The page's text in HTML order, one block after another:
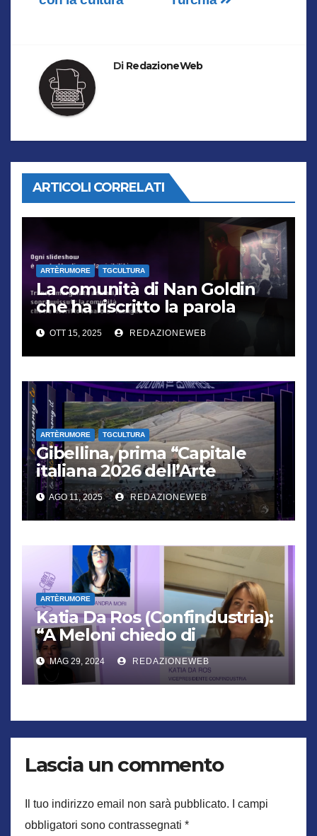
Di RedazioneWeb
ARTICOLI CORRELATI
ARTÈRUMORE TGCULTURA
La comunità di Nan Goldin
che ha riscritto la parola
“famiglia”
OTT 15, 2025 REDAZIONEWEB
ARTÈRUMORE TGCULTURA
Gibellina, prima “Capitale
italiana 2026 dell’Arte
contemporanea”
AGO 11, 2025 REDAZIONEWEB
ARTÈRUMORE
Katia Da Ros (Confindustria):
“A Meloni chiedo di
combattere gli stereotipi di
genere con la cultura”
MAG 29, 2024 REDAZIONEWEB
Lascia un commento
Il tuo indirizzo email non sarà pubblicato.
I campi
obbligatori sono contrassegnati *